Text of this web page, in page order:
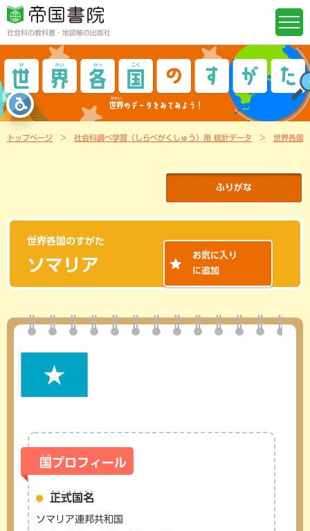
社会科の教科書・地図帳の出版社
トップページ 社会科調べ学習（しらべがくしゅう）用 統計データ 世界各国
ふりがな
お気に入 り
に追加
世界各国 のすがた
ソマリア
国
くに
プロフィール
正式国名
せいしきこくめい
ソマリア連邦共和国